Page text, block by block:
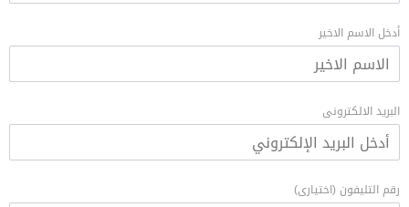
أدخل الاسم الاخير
البريد الالكترونى
رقم التليفون (اختيارى)